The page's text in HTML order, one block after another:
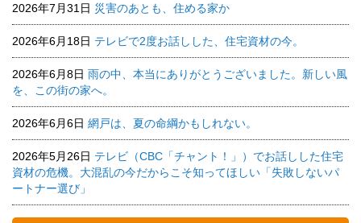
2026年7月31日 災害のあとも、住める家か
2026年6月18日 テレビで2度お話しした、住宅資材の今。
2026年6月8日 雨の中、本当にありがとうございました。新しい風
を、この街の家へ。
2026年6月6日 網戸は、夏の命綱かもしれない。
2026年5月26日 テレビ（CBC「チャント！」）でお話しした住宅
資材の危機。大混乱の今だからこそ知ってほしい「失敗しないパ
ートナー選び」